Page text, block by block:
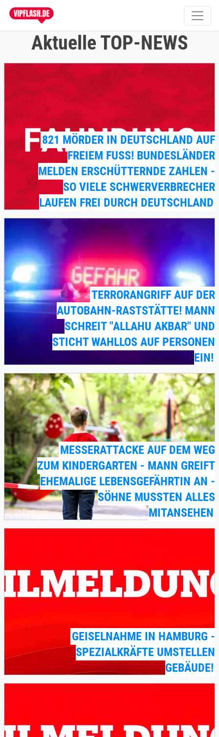
Aktuelle TOP-NEWS
821 MÖRDER IN DEUTSCHLAND AUF
FREIEM FUSS! BUNDESLÄNDER M
ELDEN ERSCHÜTTERNDE ZAHLEN - S
O VIELE SCHWERVERBRECHER L
AUFEN FREI DURCH DEUTSCHLAND
TERRORANGRIFF AUF DER
AUTOBAHN-RASTSTÄTTE! MANN
SCHREIT "ALLAHU AKBAR" UND
STICHT WAHLLOS AUF PERSONEN
EIN!
MESSERATTACKE AUF DEM WEG
ZUM KINDERGARTEN - MANN GREIFT
EHEMALIGE LEBENSGEFÄHRTIN AN -
SÖHNE MUSSTEN ALLES
MITANSEHEN
GEISELNAHME IN HAMBURG -
SPEZIALKRÄFTE UMSTELLEN
GEBÄUDE!